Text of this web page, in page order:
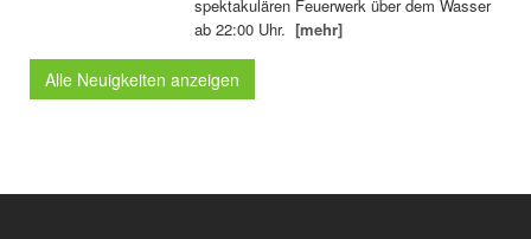
spektakulären Feuerwerk über dem Wasser
ab 22:00 Uhr.[mehr]
Alle Neuigkeiten anzeigen